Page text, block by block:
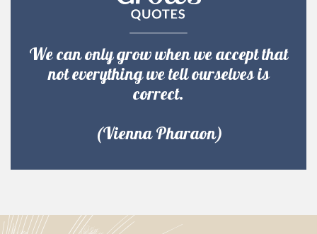
We can only grow when we accept that
not everything we tell ourselves is
correct.
(Vienna Pharaon)